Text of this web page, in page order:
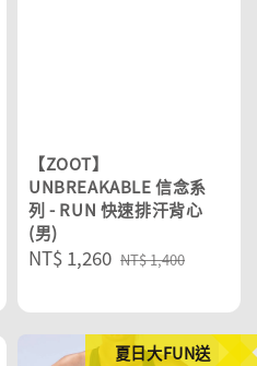
【ZOOT】
UNBREAKABLE 信念系
列 - RUN 快速排汗背心
(男)
Sale
NT$ 1,260 Regular
NT$ 1,400
夏日大FUN送